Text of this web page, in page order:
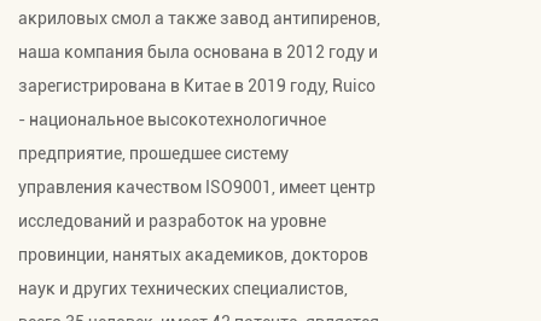
акриловых смол а также завод антипиренов
наша компания была основана в 2012 году и
зарегистрирована в Китае в 2019 году, Ruico
- национальное высокотехнологичное
предприятие, прошедшее систему
управления качеством ISO9001, имеет центр
исследований и разработок на уровне
провинции, нанятых академиков, докторов
наук и других технических специалистов,